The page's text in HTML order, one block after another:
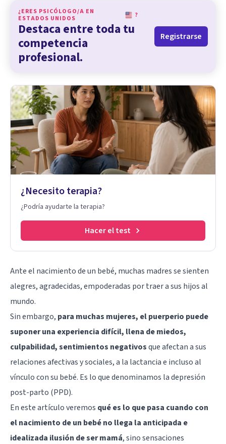
¿ERES PSICÓLOGO/A EN
ESTADOS UNIDOS
?
Destaca entre toda tu
competencia
profesional.
Registrarse
¿Necesito terapia?
¿Podría ayudarte la terapia?
Hacer el test
Ante el nacimiento de un bebé, muchas madres se sienten
alegres, agradecidas, empoderadas por traer a sus hijos al
mundo.
Sin embargo, para muchas mujeres, el puerperio puede
suponer una experiencia difícil, llena de miedos,
culpabilidad, sentimientos negativosque afectan a sus
relaciones afectivas y sociales, a la lactancia e incluso al
vínculo con su bebé. Es lo que denominamos la depresión
post-parto (PPD).
En este artículo veremos qué es lo que pasa cuando con
el nacimiento de un bebé no llega la anticipada e
idealizada ilusión de ser mamá, sino sensaciones